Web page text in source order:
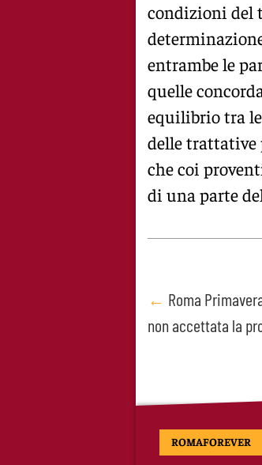
condizioni del
entrambe le
quelle
equilibrio tra le
delle trattative
che coi
di una parte
Post
navigation
← Roma
non accettata la
ROMAFOREVER